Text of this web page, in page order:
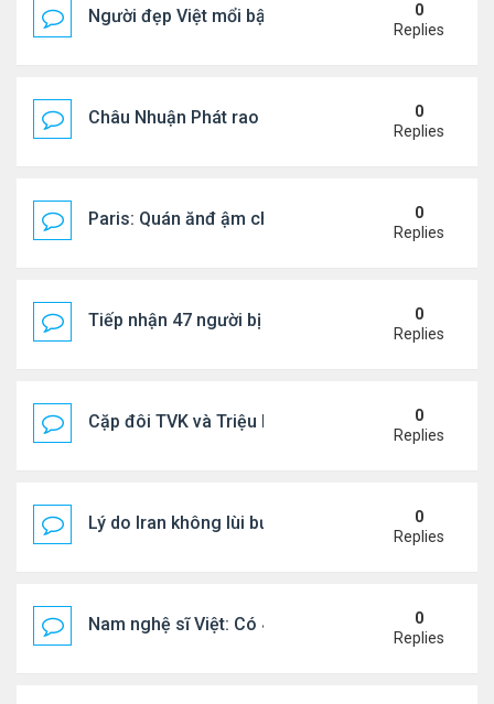
Người đẹp Việt mổi bật giữa dàn sao châu Á
0
Replies
Châu Nhuận Phát rao bán tài sản
0
Replies
Paris: Quán ănđ ậm chất Việt đông kín khách chờ
0
Replies
Tiếp nhận 47 người bị Mỹ trục xuất, Công an
0
Replies
Cặp đôi TVK và Triệu Mẫn được yêu thích nhất
0
Replies
Lý do Iran không lùi bước trước lời đe dọa của
0
Replies
Nam nghệ sĩ Việt: Có 4 nhà ở Pháp, sống gần
0
Replies